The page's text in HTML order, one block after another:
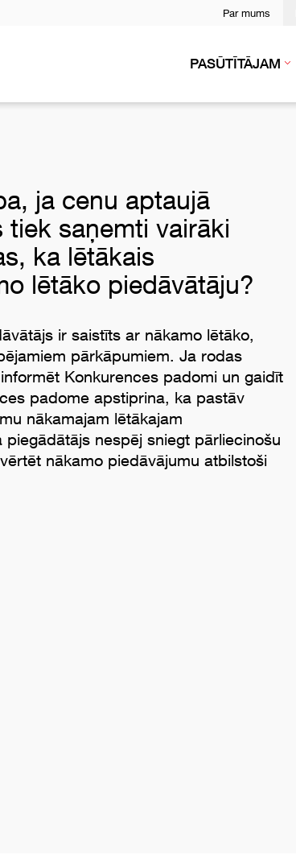
Par mums
PASŪTĪTĀJAM
ja cenu aptaujā
tiek saņemti vairāki
ka lētākais
lētāko piedāvātāju?
ir saistīts ar nākamo lētāko,
pārkāpumiem. Ja rodas
Konkurences padomi un gaidīt
padome apstiprina, ka pastāv
nākamajam lētākajam
nespēj sniegt pārliecinošu
nākamo piedāvājumu atbilstoši